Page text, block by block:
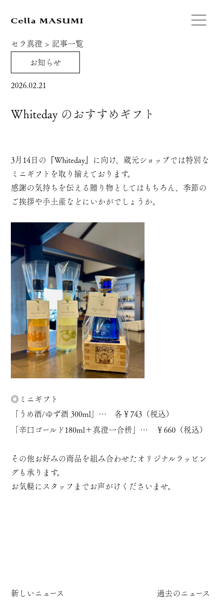
セラ真澄 > 記事一覧
お知らせ
2026.02.21
Whiteday のおすすめギフト
3月14日の『Whiteday』に向け、蔵元ショップでは特別な
ミニギフトを取り揃えております。
感謝の気持ちを伝える贈り物としてはもちろん、季節の
ご挨拶や手土産などにいかがでしょうか。
◎ミニギフト
うめ酒/ゆず酒 300ml」… 各￥743（税込）
辛口ゴールド180ml＋ 真澄一合枡 」… ￥660（税込）
その他お好みの商品を組み合わせたオリジナルラッピン
グも承ります。
お気軽にスタッフまでお声がけくださいませ。
新しいニュース 過去のニュース